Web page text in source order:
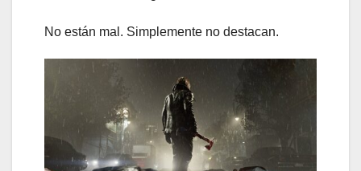
No están mal. Simplemente no destacan.